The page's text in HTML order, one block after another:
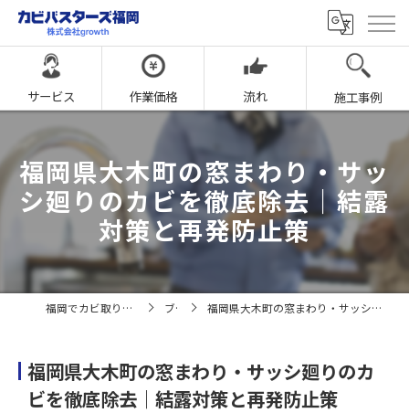
サービス 作業価格 流れ 施工事例
福岡県大木町の窓まわり・サッ
シ廻りのカビを徹底除去｜結露
対策と再発防止策
福岡でカビ取りならカビバスターズ福岡 ブログ 福岡県大木町の窓まわり・サッシ廻りのカビを徹底除去｜結露対策と再発防止策
福岡県大木町の窓まわり・サッシ廻りのカ
ビを徹底除去｜結露対策と再発防止策